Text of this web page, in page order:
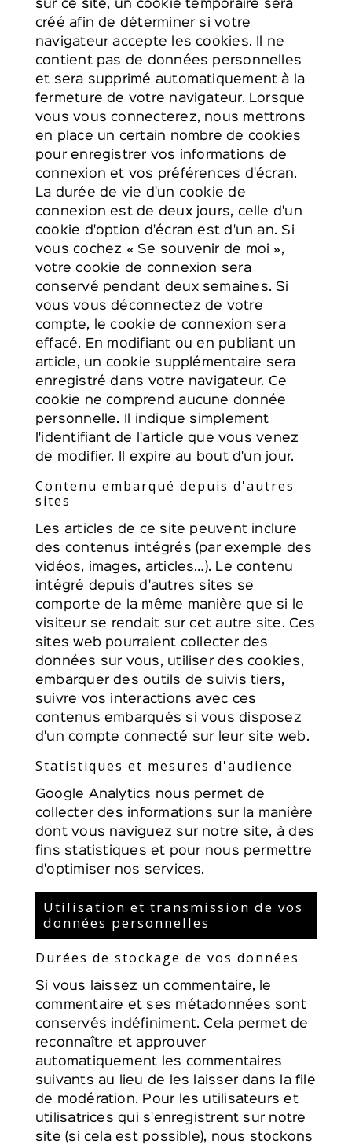
sur ce site, un cookie temporaire sera
créé afin de déterminer si votre
navigateur accepte les cookies. Il ne
contient pas de données personnelles
et sera supprimé automatiquement à la
fermeture de votre navigateur. Lorsque
vous vous connecterez, nous mettrons
en place un certain nombre de cookies
pour enregistrer vos informations de
connexion et vos préférences d'écran.
La durée de vie d'un cookie de
connexion est de deux jours, celle d'un
cookie d'option d'écran est d'un an. Si
vous cochez « Se souvenir de moi »,
votre cookie de connexion sera
conservé pendant deux semaines. Si
vous vous déconnectez de votre
compte, le cookie de connexion sera
effacé. En modifiant ou en publiant un
article, un cookie supplémentaire sera
enregistré dans votre navigateur. Ce
cookie ne comprend aucune donnée
personnelle. Il indique simplement
l'identifiant de l'article que vous venez
de modifier. Il expire au bout d'un jour.
Contenu embarqué depuis d'autres
sites
Les articles de ce site peuvent inclure
des contenus intégrés (par exemple des
vidéos, images, articles…). Le contenu
intégré depuis d'autres sites se
comporte de la même manière que si le
visiteur se rendait sur cet autre site. Ces
sites web pourraient collecter des
données sur vous, utiliser des cookies,
embarquer des outils de suivis tiers,
suivre vos interactions avec ces
contenus embarqués si vous disposez
d'un compte connecté sur leur site web.
Statistiques et mesures d'audience
Google Analytics nous permet de
collecter des informations sur la manière
dont vous naviguez sur notre site, à des
fins statistiques et pour nous permettre
d'optimiser nos services.
Utilisation et transmission de vos
données personnelles
Durées de stockage de vos données
Si vous laissez un commentaire, le
commentaire et ses métadonnées sont
conservés indéfiniment. Cela permet de
reconnaître et approuver
automatiquement les commentaires
suivants au lieu de les laisser dans la file
de modération. Pour les utilisateurs et
utilisatrices qui s'enregistrent sur notre
site (si cela est possible), nous stockons